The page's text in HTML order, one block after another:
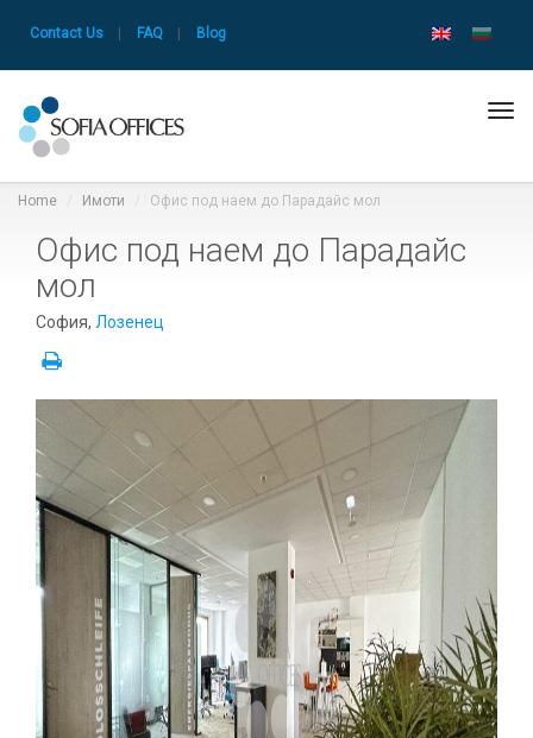
Contact Us FAQ Blog
Home Имоти Офис под наем до Парадайс мол
Офис под наем до Парадайс
мол
София, Лозенец